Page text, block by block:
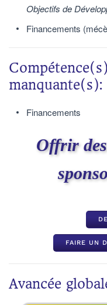
Objectifs de
Financements
manquante(s):
Financements
Offrir
FAIRE UN
Avancée